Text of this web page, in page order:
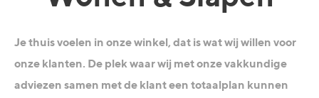
Je thuis voelen in onze winkel, dat is wat wij willen voor
onze klanten. De plek waar wij met onze vakkundige
adviezen samen met de klant een totaalplan kunnen